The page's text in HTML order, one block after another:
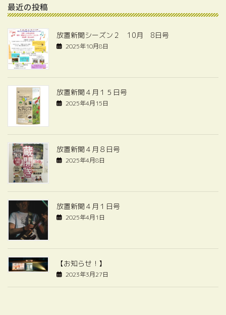
最近の投稿
放置新聞シーズン２ 10月 8日号
2025年10月8日
放置新聞４月１５日号
2025年4月15日
放置新聞４月８日号
2025年4月8日
放置新聞４月１日号
2025年4月1日
【お知らせ！】
2023年3月27日